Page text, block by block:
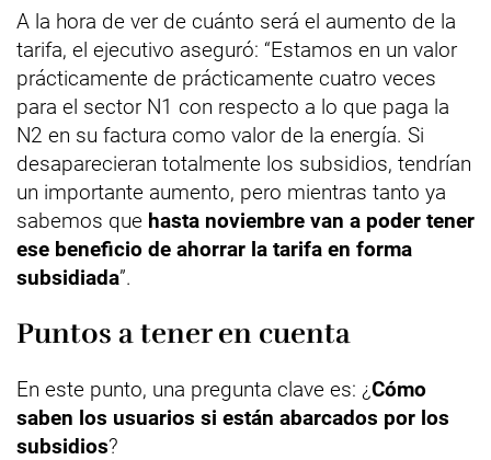
A la hora de ver de cuánto será el aumento de la
tarifa, el ejecutivo aseguró: “Estamos en un valor
prácticamente de prácticamente cuatro veces
para el sector N1 con respecto a lo que paga la
N2 en su factura como valor de la energía. Si
desaparecieran totalmente los subsidios, tendrían
un importante aumento, pero mientras tanto ya
sabemos que hasta noviembre van a poder tener
ese beneficio de ahorrar la tarifa en forma
subsidiada”.
Puntos a tener en cuenta
En este punto, una pregunta clave es: ¿Cómo
saben los usuarios si están abarcados por los
subsidios?